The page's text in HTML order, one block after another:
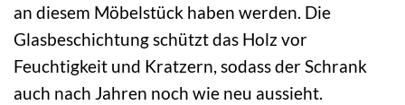
an diesem Möbelstück haben werden. Die
Glasbeschichtung schützt das Holz vor
Feuchtigkeit und Kratzern, sodass der Schrank
auch nach Jahren noch wie neu aussieht.